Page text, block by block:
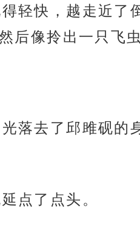
轻快，越走近了
后像拎出一只飞
落去了邱雎砚的
点了点头。